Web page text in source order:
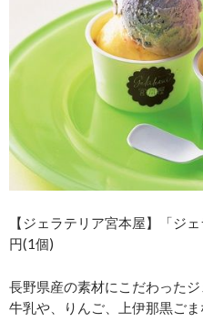
【ジェラテリア宮本屋】「ジ
円(1個)
長野県産の素材にこだわった
牛乳や、りんご、上伊那黒ごま